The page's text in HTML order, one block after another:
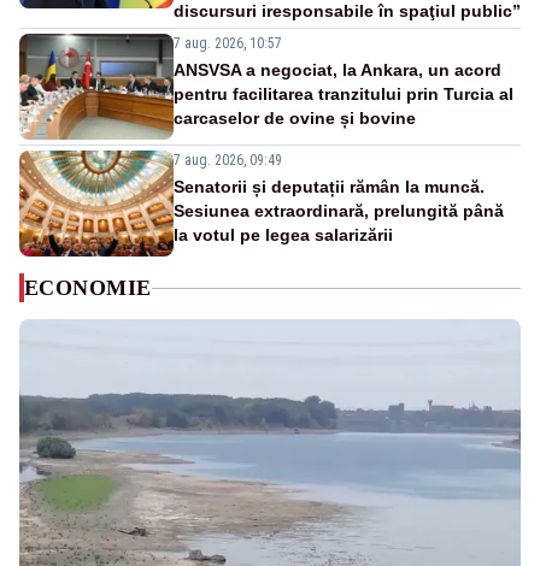
discursuri iresponsabile în spaţiul public”
7 aug. 2026, 10:57
ANSVSA a negociat, la Ankara, un acord
pentru facilitarea tranzitului prin Turcia al
carcaselor de ovine și bovine
7 aug. 2026, 09:49
Senatorii și deputații rămân la muncă.
Sesiunea extraordinară, prelungită până
la votul pe legea salarizării
ECONOMIE